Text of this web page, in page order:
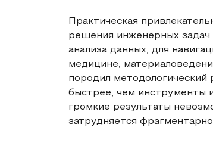
Практическая
решения инженерных задач
анализа данных, для
медицине,
породил методологический
быстрее, чем инструменты
громкие результаты
затрудняется